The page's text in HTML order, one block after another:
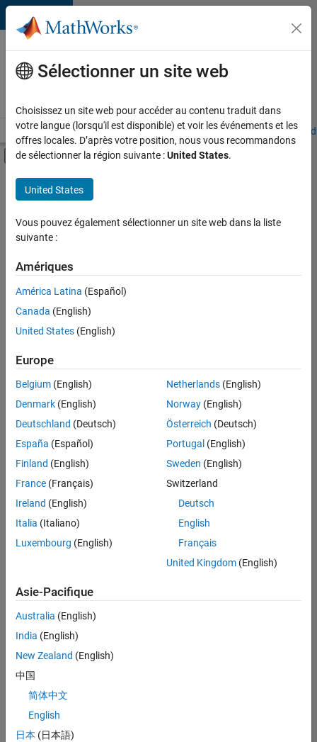
Passer au contenu
Votre
carrière
chez
Accueil Explorer nos opportunités Adresses de nos bureaux
Activer/désactiver l'affichage du menu
Contenu principal
FILTRER PAR
Support avancé
Infrastructure et architecture
Ingénierie de la qualité
Enregistrer
sélectionnées
Les
descriptions
poste
n’ont
pas
été
traduites.
Effectuez
lieu
pour
l’ensemble
des
opportunités
votre
région.
Sélectionner un site web
Choisissez un site web pour accéder au contenu traduit dans
votre langue (lorsqu'il est disponible) et voir les événements et les
offres locales. D’après votre position, nous vous recommandons
de sélectionner la région suivante :United States.
United States
Vous pouvez également sélectionner un site web dans la liste
suivante :
Amériques
América Latina (Español)
Canada (English)
United States (English)
Europe
Belgium (English)
Denmark (English)
Deutschland (Deutsch)
España (Español)
Finland (English)
France (Français)
Ireland (English)
Italia (Italiano)
Luxembourg (English)
Netherlands(English)
Norway(English)
Österreich (Deutsch)
Portugal (English)
Sweden (English)
Switzerland
Deutsch
English
Français
United Kingdom(English)
Asie-Pacifique
Australia (English)
India (English)
New Zealand (English)
中国
简体中文
English
日本 (日本語)